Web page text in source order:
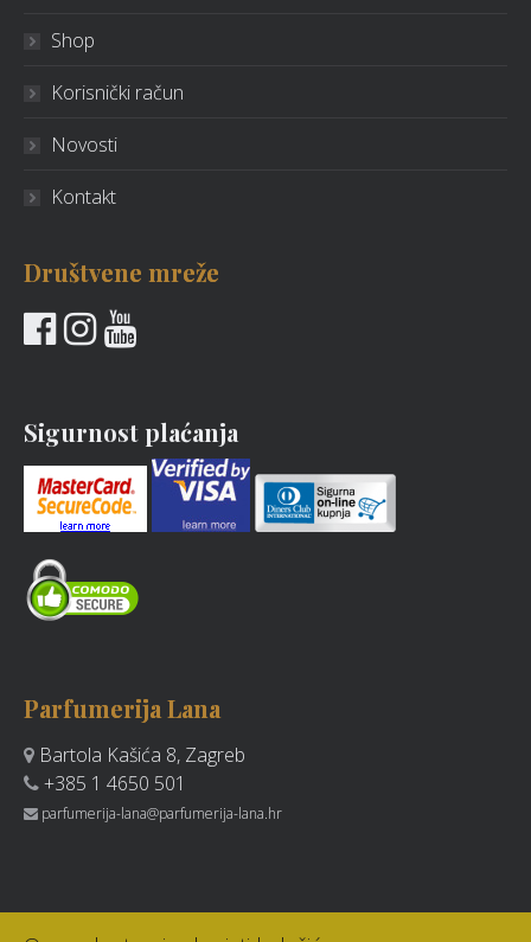
Shop
Korisnički račun
Novosti
Kontakt
Društvene mreže
Sigurnost plaćanja
Parfumerija Lana
Bartola Kašića 8, Zagreb
+385 1 4650 501
parfumerija-lana@parfumerija-lana.hr